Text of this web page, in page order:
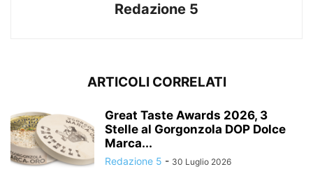
Redazione 5
ARTICOLI CORRELATI
Great Taste Awards 2026, 3
Stelle al Gorgonzola DOP Dolce
Marca...
Redazione 5 - 30 Luglio 2026